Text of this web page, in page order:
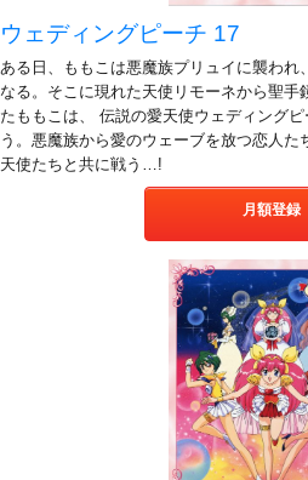
ウェディングピーチ 17
ある日、ももこは悪魔族プリュイに襲われ
なる。そこに現れた天使リモーネから聖手
たももこは、 伝説の愛天使ウェディング
う。悪魔族から愛のウェーブを放つ恋人
天使たちと共に戦う…!
月額登録